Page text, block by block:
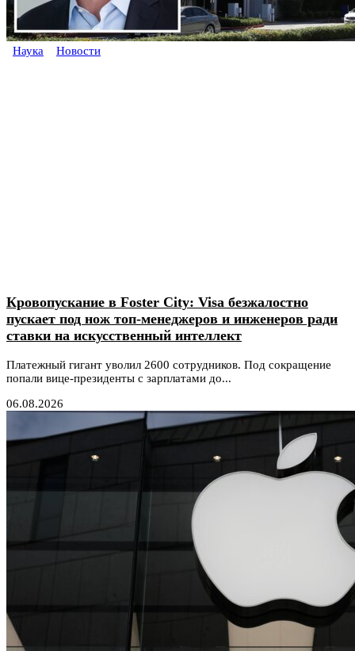
Наука Новости
Кровопускание в Foster City: Visa безжалостно
пускает под нож топ-менеджеров и инженеров ради
ставки на искусственный интеллект
Платежный гигант уволил 2600 сотрудников. Под сокращение
попали вице-президенты с зарплатами до...
06.08.2026